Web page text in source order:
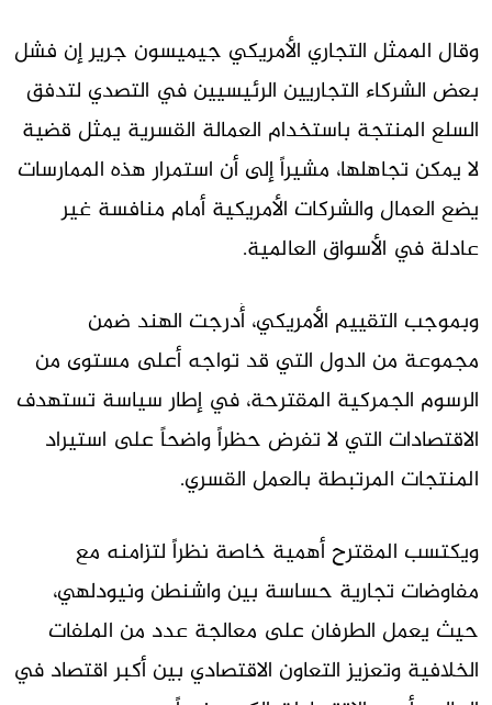
وقال الممثل التجاري الأمريكي جيميسون جرير إن فشل
بعض الشركاء التجاريين الرئيسيين في التصدي لتدفق
السلع المنتجة باستخدام العمالة القسرية يمثل قضية
لا يمكن تجاهلها، مشيراً إلى أن استمرار هذه الممارسات
يضع العمال والشركات الأمريكية أمام منافسة غير
عادلة في الأسواق العالمية.
وبموجب التقييم الأمريكي، أُدرجت الهند ضمن
مجموعة من الدول التي قد تواجه أعلى مستوى من
الرسوم الجمركية المقترحة، في إطار سياسة تستهدف
الاقتصادات التي لا تفرض حظراً واضحاً على استيراد
المنتجات المرتبطة بالعمل القسري.
ويكتسب المقترح أهمية خاصة نظراً لتزامنه مع
مفاوضات تجارية حساسة بين واشنطن ونيودلهي،
حيث يعمل الطرفان على معالجة عدد من الملفات
الخلافية وتعزيز التعاون الاقتصادي بين أكبر اقتصاد في